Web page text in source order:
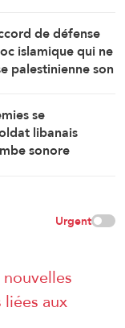
de défense
islamique qui ne
palestinienne son
se
libanais
sonore
Urgent
aux